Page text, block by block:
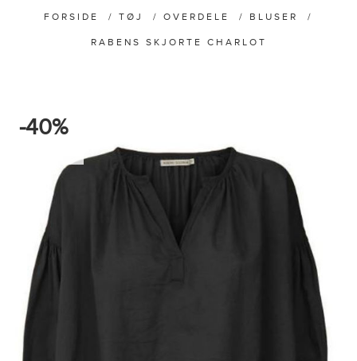
FORSIDE / TØJ / OVERDELE / BLUSER /
RABENS SKJORTE CHARLOT
-40%